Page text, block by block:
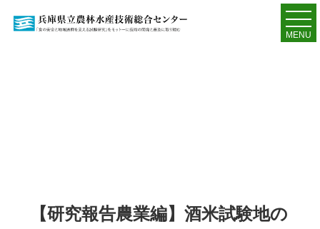
MENU
【研究報告農業編】酒米試験地の